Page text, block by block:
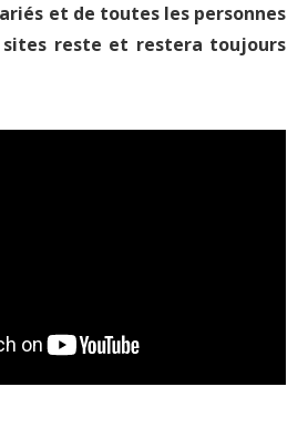
et de toutes les personnes
sites reste et restera toujours